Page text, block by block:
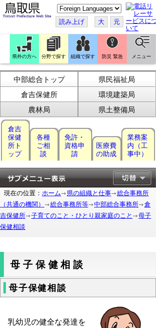
こ
の
ペ
ー
ジ
翻
訳
す
る
読み上げ 大 元
県外の方へ 分野で探す 組織で探す 防災 緊急 メニュー
中部総合トップ
県民福祉局
倉吉保健所
環境建築局
農林局
県土整備局
倉吉
保健
所ト
ップ
各種
ご相
談
免許・
資格申
請
医療費
の助成
業務案
内（工
事中）
現在の位置： ホーム 県の組織と仕事
総合事務所
（共通の機関）
総合事務所等 中部総合事務所
倉
吉保健所
子育てのこと・ひとり親家庭のこと
母子
保健相談
母子保健相談
母子保健相談
乳幼児の健全な発達を